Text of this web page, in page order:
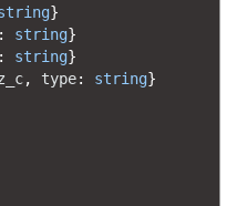
}
: string}
: string}
, type: string}